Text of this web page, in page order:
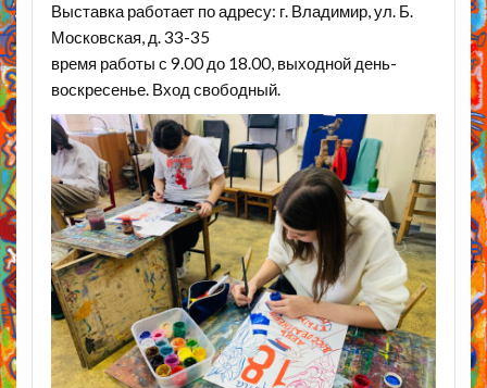
Выставка работает по адресу: г. Владимир, ул. Б.
Московская, д. 33-35
время работы с 9.00 до 18.00, выходной день-
воскресенье. Вход свободный.